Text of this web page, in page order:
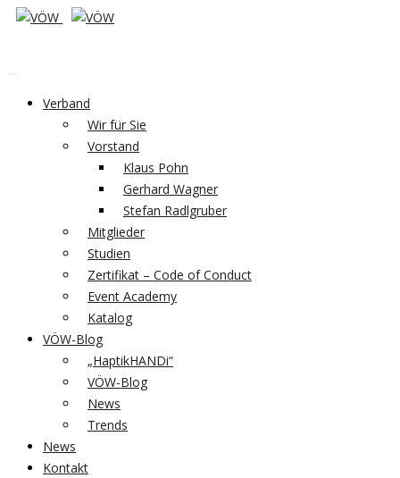
Verband
Wir für Sie
Vorstand
Klaus Pohn
Gerhard Wagner
Stefan Radlgruber
Mitglieder
Studien
Zertifikat – Code of Conduct
Event Academy
Katalog
VÖW-Blog
„HaptikHANDi“
VÖW-Blog
News
Trends
News
Kontakt